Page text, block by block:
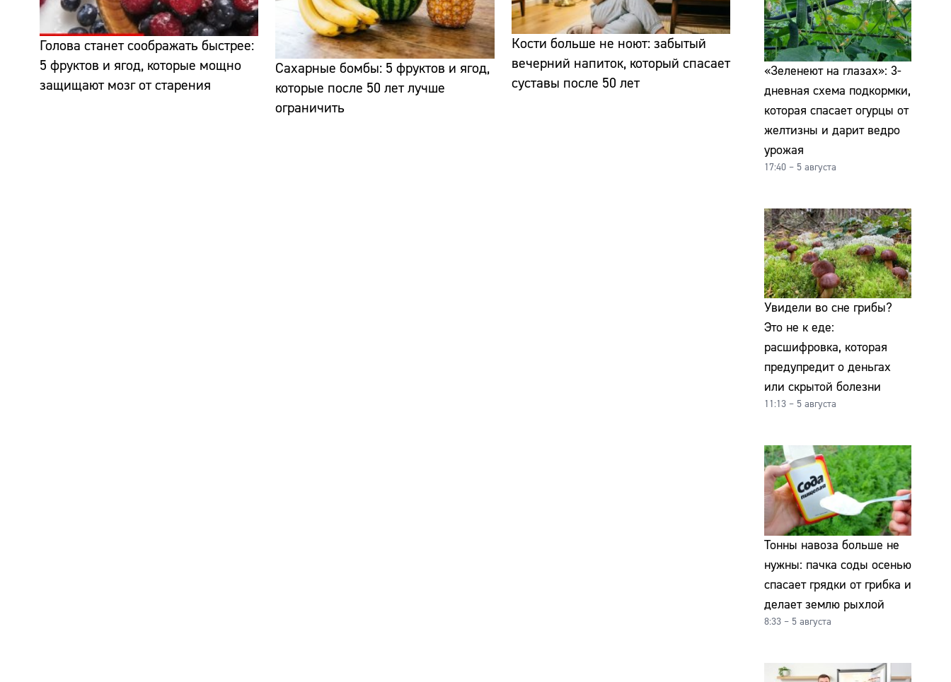
Голова станет соображать быстрее:
5 фруктов и ягод, которые мощно
защищают мозг от старения
Сахарные бомбы: 5 фруктов и ягод,
которые после 50 лет лучше
ограничить
Кости больше не ноют: забытый
вечерний напиток, который спасает
суставы после 50 лет
«Зеленеют на глазах»: 3-
дневная схема подкормки,
которая спасает огурцы от
желтизны и дарит ведро
урожая
17:40 – 5 августа
Увидели во сне грибы?
Это не к еде:
расшифровка, которая
предупредит о деньгах
или скрытой болезни
11:13 – 5 августа
Тонны навоза больше не
нужны: пачка соды осенью
спасает грядки от грибка и
делает землю рыхлой
8:33 – 5 августа